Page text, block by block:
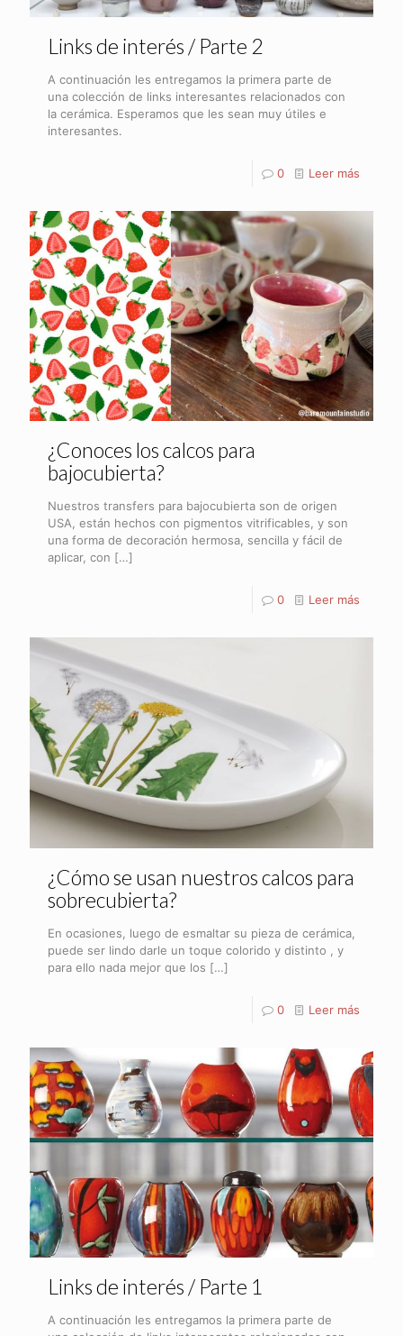
Links de interés / Parte 2
A continuación les entregamos la primera parte de
una colección de links interesantes relacionados con
la cerámica. Esperamos que les sean muy útiles e
interesantes.
0 Leer más
¿Conoces los calcos para
bajocubierta?
Nuestros transfers para bajocubierta son de origen
USA, están hechos con pigmentos vitrificables, y son
una forma de decoración hermosa, sencilla y fácil de
aplicar, con […]
0 Leer más
¿Cómo se usan nuestros calcos para
sobrecubierta?
En ocasiones, luego de esmaltar su pieza de cerámica,
puede ser lindo darle un toque colorido y distinto , y
para ello nada mejor que los […]
0 Leer más
Links de interés / Parte 1
A continuación les entregamos la primera parte de